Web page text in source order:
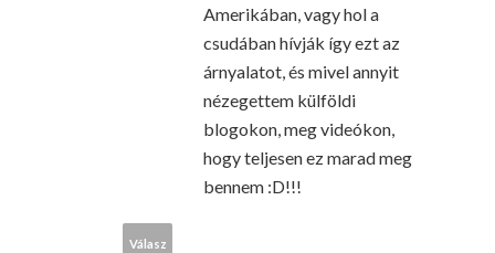
Amerikában, vagy hol a
csudában hívják így ezt az
árnyalatot, és mivel annyit
nézegettem külföldi
blogokon, meg videókon,
hogy teljesen ez marad meg
bennem :D!!!
Válasz